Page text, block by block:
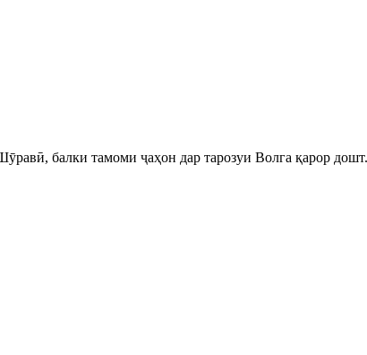
балки тамоми ҷаҳон дар тарозуи Волга қарор